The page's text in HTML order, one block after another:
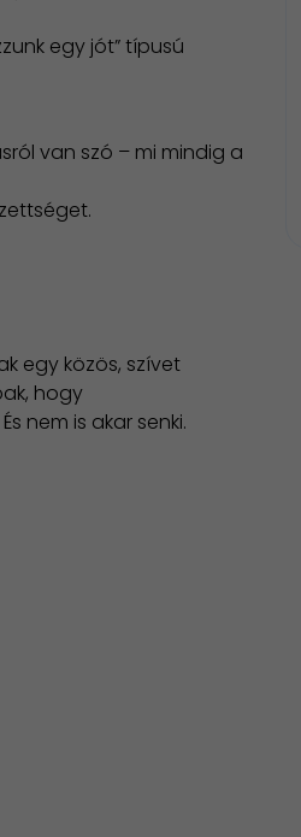
egy jót” típusú
van szó – mi mindig a
egy közös, szívet
hogy
nem is akar senki.